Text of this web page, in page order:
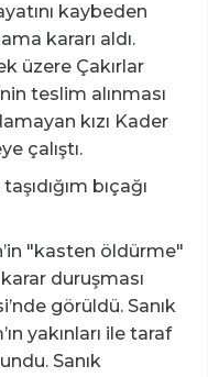
kaybeden
kararı aldı.
üzere Çakırlar
teslim alınması
kızı Kader
çalıştı.
bıçağı
"kasten öldürme"
duruşması
görüldü. Sanık
yakınları ile taraf
Sanık